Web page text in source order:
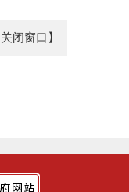
关闭窗口】